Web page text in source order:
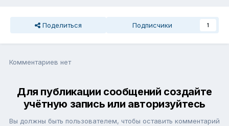
Поделиться Подписчики 1
Комментариев нет
Для публикации сообщений создайте
учётную запись или авторизуйтесь
Вы должны быть пользователем, чтобы оставить комментарий